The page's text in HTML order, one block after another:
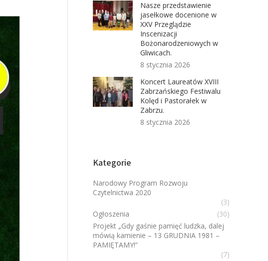
Nasze przedstawienie
jasełkowe docenione w
XXV Przeglądzie
Inscenizacji
Bożonarodzeniowych w
Gliwicach.
8 stycznia 2026
Koncert Laureatów XVIII
Zabrzańskiego Festiwalu
Kolęd i Pastorałek w
Zabrzu.
8 stycznia 2026
Kategorie
Narodowy Program Rozwoju
Czytelnictwa 2020
(3)
Ogłoszenia
(30)
Projekt „Gdy gaśnie pamięć ludzka, dalej
mówią kamienie – 13 GRUDNIA 1981 –
PAMIĘTAMY!”
(7)